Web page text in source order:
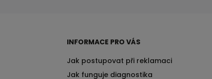
INFORMACE PRO VÁS
Jak postupovat při reklamaci
Jak funguje diagnostika